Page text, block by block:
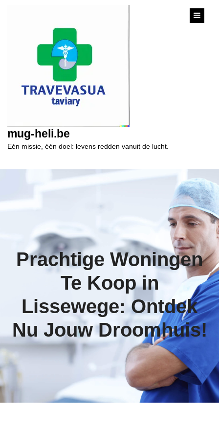
mug-heli.be
Eén missie, één doel: levens redden vanuit de lucht.
Prachtige Woningen
Te Koop in
Lissewege: Ontdek
Nu Jouw Droomhuis!